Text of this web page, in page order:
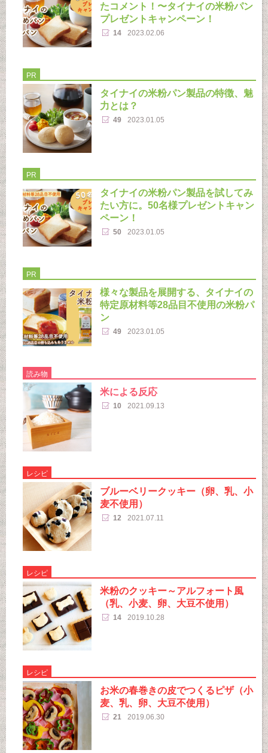
たコメント！〜タイナイの米粉パン
プレゼントキャンペーン！
14 2023.02.06
PR
タイナイの米粉パン製品の特徴、魅
力とは？
49 2023.01.05
PR
タイナイの米粉パン製品を試してみ
たい方に。50名様プレゼントキャン
ペーン！
50 2023.01.05
PR
様々な製品を展開する、タイナイの
特定原材料等28品目不使用の米粉パ
ン
49 2023.01.05
読み物
米による反応
10 2021.09.13
レシピ
ブルーベリークッキー（卵、乳、小
麦不使用）
12 2021.07.11
レシピ
米粉のクッキー～アルフォート風
（乳、小麦、卵、大豆不使用）
14 2019.10.28
レシピ
お米の春巻きの皮でつくるピザ（小
麦、乳、卵、大豆不使用）
21 2019.06.30